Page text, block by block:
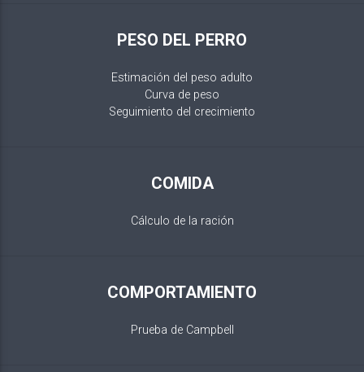
PESO DEL PERRO
Estimación del peso adulto
Curva de peso
Seguimiento del crecimiento
COMIDA
Cálculo de la ración
COMPORTAMIENTO
Prueba de Campbell